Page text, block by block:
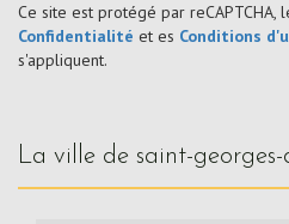
Ce site est protégé par reCAPTCHA,
Confidentialité et es Conditions
s'appliquent.
la ville de saint-georges-